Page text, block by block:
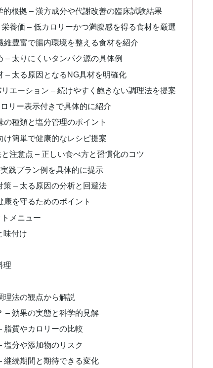
根拠 – 漢方成分や代謝改善の臨床試験結果
養価 – 低カロリーかつ満腹感を得る食材を厳選
豊富で腸内環境を整える食材を紹介
– 太りにくいタンパク源の具体例
– 太る原因となるNG具材を明確化
エーション – 続けやすく飽きない調理法を提案
リー表示付きで具体的に紹介
種類と塩分管理のポイント
け簡単で健康的なレシピ提案
注意点 – 正しい食べ方と習慣化のコツ
践プラン例を具体的に提示
– 太る原因の分析と回避法
を守るためのポイント
メニュー
味付け
理
理法の観点から解説
– 効果の実態と科学的見解
脂質やカロリーの比較
分や添加物のリスク
継続期間と期待できる変化